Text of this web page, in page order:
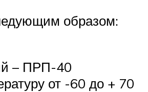
образом:
– ПРП-40
от -60 до + 70